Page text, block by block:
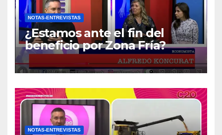
NOTAS-ENTREVISTAS
¿Estamos ante el fin del
beneficio por Zona Fría?
NOTAS-ENTREVISTAS